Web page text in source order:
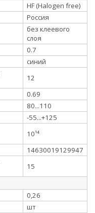
HF (Halogen free)
Россия
без клеевого
слоя
0.7
синий
12
0.69
80...110
-55...+125
10¹⁴
14630019129947
15
0,26
шт